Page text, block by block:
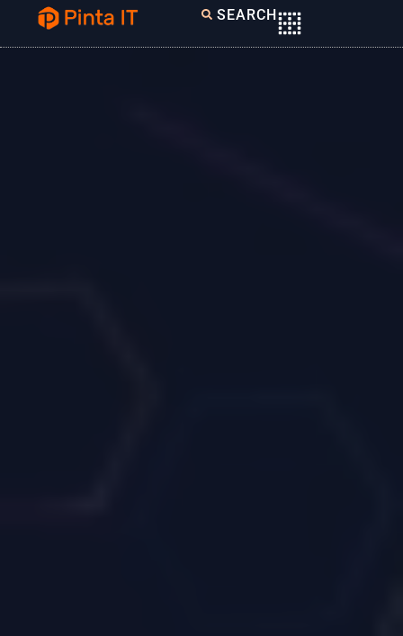
SEARCH